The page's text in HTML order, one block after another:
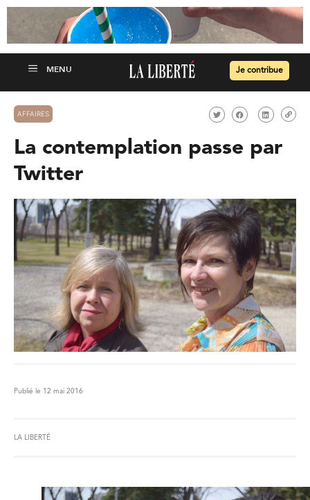
Je contribue
AFFAIRES
La contemplation passe par
Twitter
Publié le 12 mai 2016
LA LIBERTÉ